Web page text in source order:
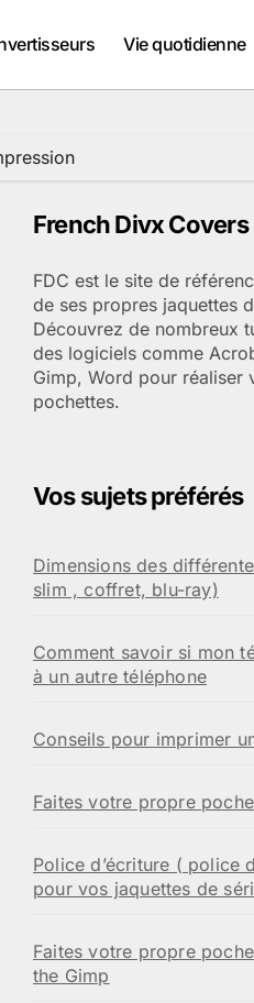
Vie quotidienne
French Divx Covers
FDC est le site de
de ses propres jaquettes
Découvrez de nombreux
des logiciels comme
Gimp, Word pour réaliser
pochettes.
Vos sujets préférés
Dimensions des
slim , coffret, blu-ray)
Comment savoir si mon
à un autre téléphone
Conseils pour imprimer
Faites votre propre
Police d’écriture ( police
pour vos jaquettes de
Faites votre propre
the Gimp